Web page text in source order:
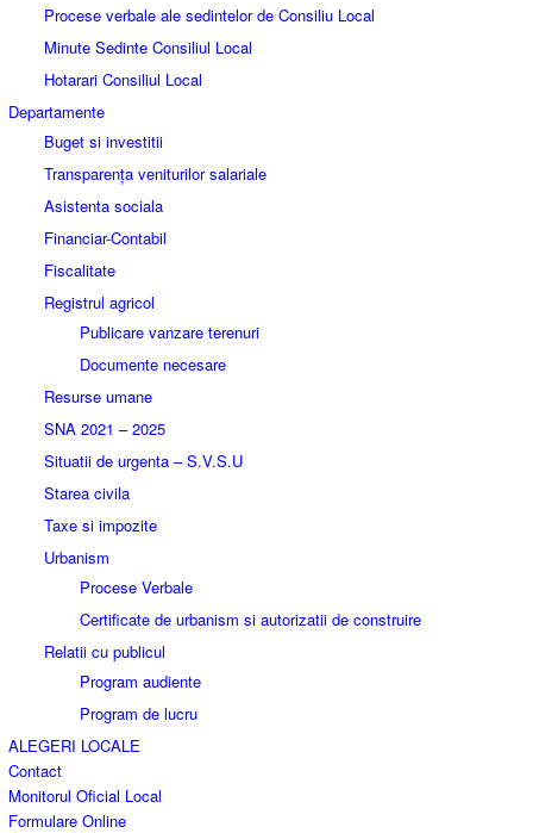
Procese verbale ale sedintelor de Consiliu Local
Minute Sedinte Consiliul Local
Hotarari Consiliul Local
Departamente
Buget si investitii
Transparența veniturilor salariale
Asistenta sociala
Financiar-Contabil
Fiscalitate
Registrul agricol
Publicare vanzare terenuri
Documente necesare
Resurse umane
SNA 2021 – 2025
Situatii de urgenta – S.V.S.U
Starea civila
Taxe si impozite
Urbanism
Procese Verbale
Certificate de urbanism si autorizatii de construire
Relatii cu publicul
Program audiente
Program de lucru
ALEGERI LOCALE
Contact
Monitorul Oficial Local
Formulare Online